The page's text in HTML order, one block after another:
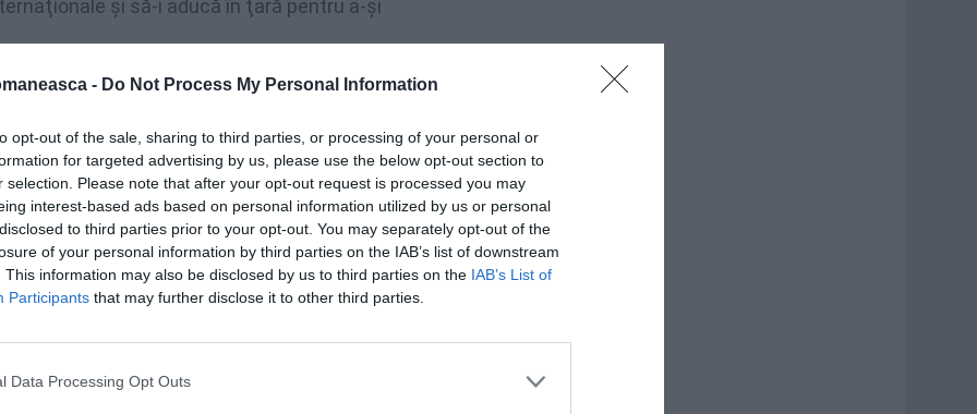
- Do Not Process My Personal Information
opt-out of the sale, sharing to third parties, or processing of your personal or
for targeted advertising by us, please use the below opt-out section to
selection. Please note that after your opt-out request is processed you may
interest-based ads based on personal information utilized by us or personal
to third parties prior to your opt-out. You may separately opt-out of the
of your personal information by third parties on the IAB’s list of downstream
This information may also be disclosed by us to third parties on the IAB’s List of
Participants that may further disclose it to other third parties.
Data Processing Opt Outs
şi să-i aducă în ţară pentru a-şi
au obligaţia de a se ocupa şi de